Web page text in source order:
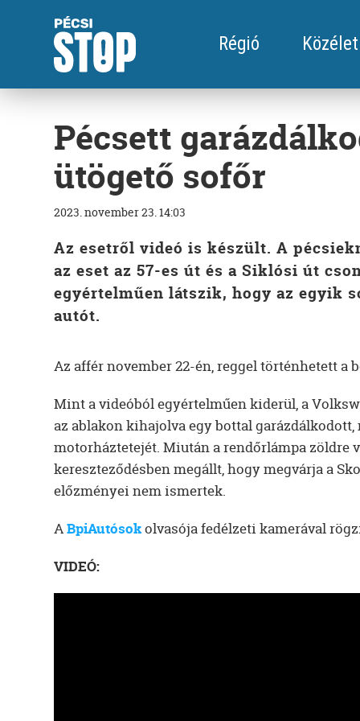
Régió Közélet
Pécsett
ütögető sofőr
2023. november 23. 14:03
Az esetről videó is készült. A
az eset az 57-es út és a Siklósi út
egyértelműen látszik, hogy az egyik
autót.
Az affér november 22-én, reggel történhetett a
Mint a videóból egyértelműen kiderül, a
az ablakon kihajolva egy bottal
motorháztetejét. Miután a rendőrlámpa zöldre
kereszteződésben megállt, hogy megvárja a
előzményei nem ismertek.
ABpiAutósokolvasója fedélzeti kamerával
VIDEÓ: